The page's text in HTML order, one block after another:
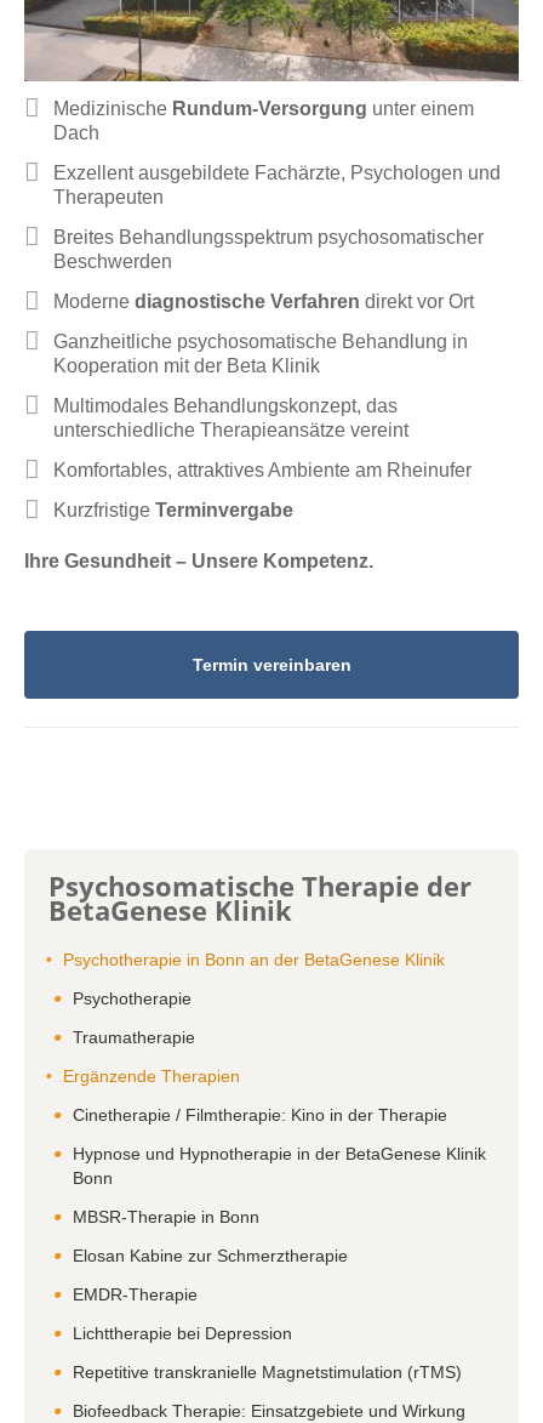
Medizinische Rundum-Versorgung unter einem
Dach
Exzellent ausgebildete Fachärzte, Psychologen und
Therapeuten
Breites Behandlungsspektrum psychosomatischer
Beschwerden
Moderne diagnostische Verfahren direkt vor Ort
Ganzheitliche psychosomatische Behandlung in
Kooperation mit der Beta Klinik
Multimodales Behandlungskonzept, das
unterschiedliche Therapieansätze vereint
Komfortables, attraktives Ambiente am Rheinufer
Kurzfristige Terminvergabe
Ihre Gesundheit – Unsere Kompetenz.
Termin vereinbaren
Psychosomatische Therapie der
BetaGenese Klinik
Psychotherapie in Bonn an der BetaGenese Klinik
Psychotherapie
Traumatherapie
Ergänzende Therapien
Cinetherapie / Filmtherapie: Kino in der Therapie
Hypnose und Hypnotherapie in der BetaGenese Klinik
Bonn
MBSR-Therapie in Bonn
Elosan Kabine zur Schmerztherapie
EMDR-Therapie
Lichttherapie bei Depression
Repetitive transkranielle Magnetstimulation (rTMS)
Biofeedback Therapie: Einsatzgebiete und Wirkung